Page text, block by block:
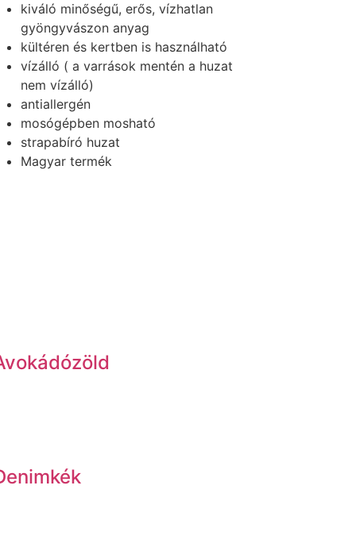
kiváló minőségű, erős, vízhatlan
gyöngyvászon anyag
kültéren és kertben is használható
vízálló ( a varrások mentén a huzat
nem vízálló)
antiallergén
mosógépben mosható
strapabíró huzat
Magyar termék